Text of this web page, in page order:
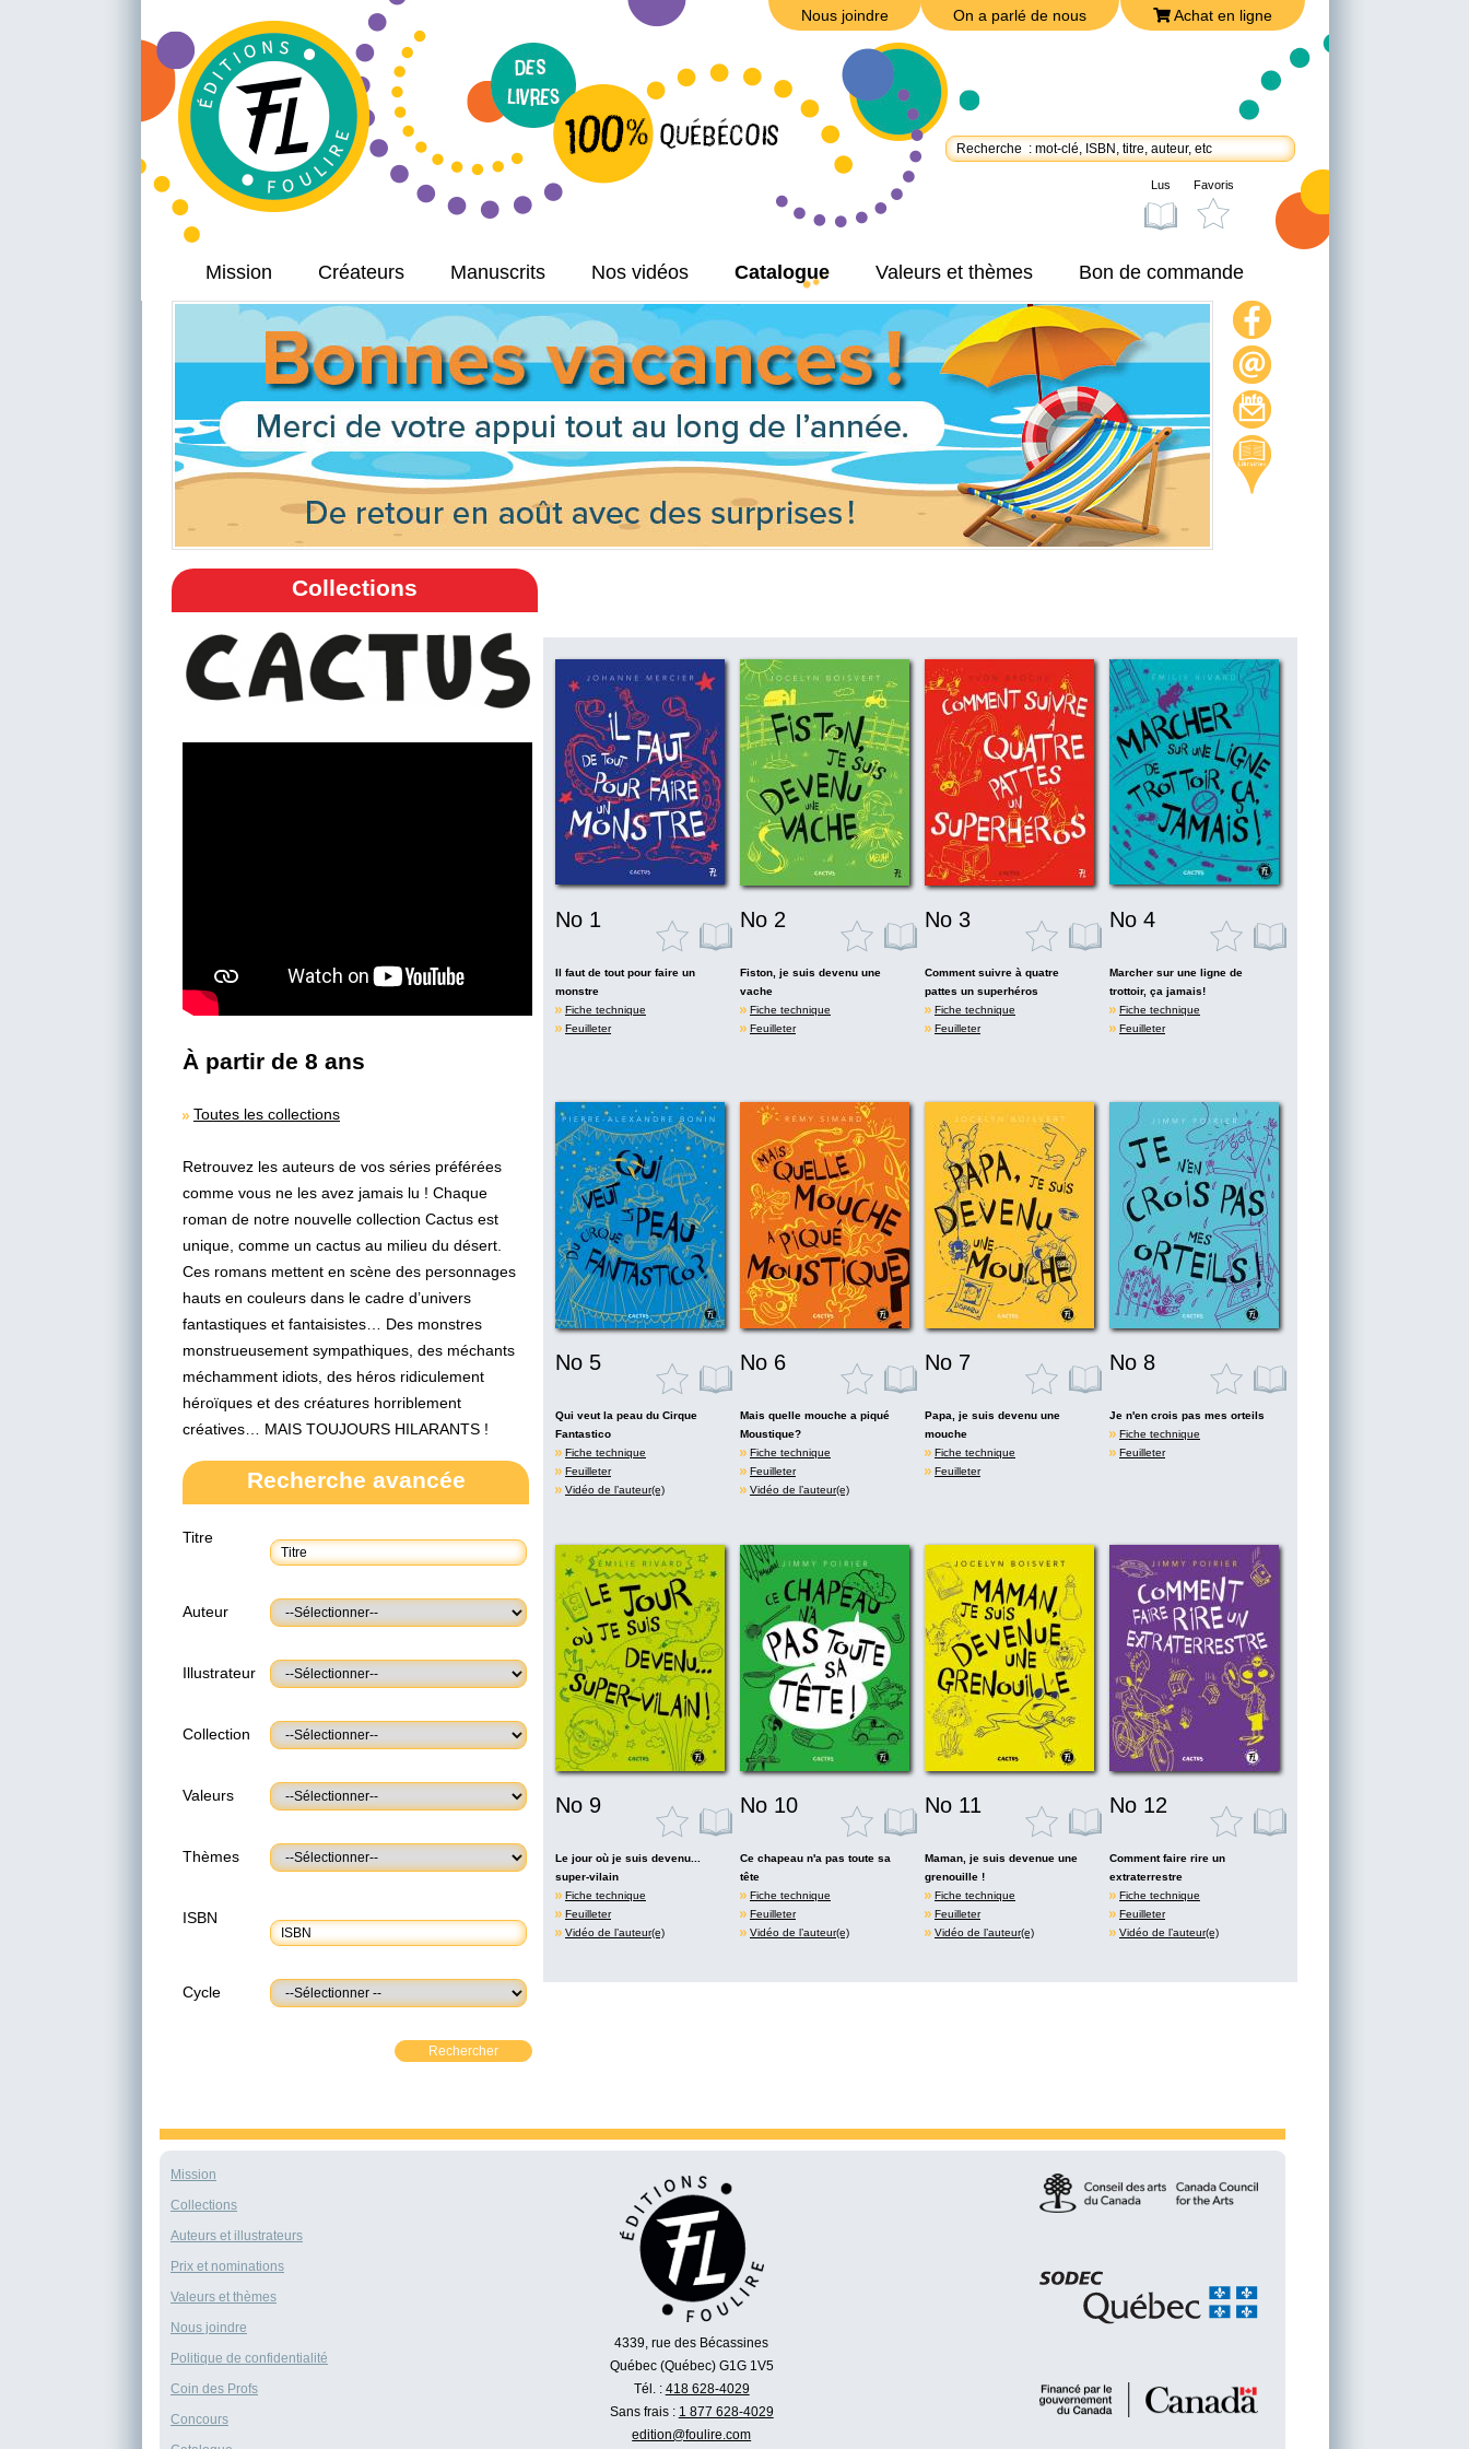
Nous joindre On a parlé de nous Achat en ligne
Mission Créateurs Manuscrits Nos vidéos Catalogue Valeurs et thèmes Bon de commande
On a parlé de nous
Achat en ligne
Nous joindre
Politique de confidentialité
Lus Favoris
Collections
À partir de 8 ans
Toutes les collections
Retrouvez les auteurs de vos séries préférées
comme vous ne les avez jamais lu ! Chaque
roman de notre nouvelle collection Cactus est
unique, comme un cactus au milieu du désert.
Ces romans mettent en scène des personnages
hauts en couleurs dans le cadre d’univers
fantastiques et fantaisistes… Des monstres
monstrueusement sympathiques, des méchants
méchamment idiots, des héros ridiculement
héroïques et des créatures horriblement
créatives… MAIS TOUJOURS HILARANTS !
Recherche avancée
Titre
Auteur
Illustrateur
Collection
Valeurs
Thèmes
ISBN
Cycle
Rechercher
No 1
Il faut de tout pour faire un
monstre
Fiche technique
Feuilleter
No 2
Fiston, je suis devenu une
vache
Fiche technique
Feuilleter
No 3
Comment suivre à quatre
pattes un superhéros
Fiche technique
Feuilleter
No 4
Marcher sur une ligne de
trottoir, ça jamais!
Fiche technique
Feuilleter
No 5
Qui veut la peau du Cirque
Fantastico
Fiche technique
Feuilleter
Vidéo de l’auteur(e)
No 6
Mais quelle mouche a piqué
Moustique?
Fiche technique
Feuilleter
Vidéo de l’auteur(e)
No 7
Papa, je suis devenu une
mouche
Fiche technique
Feuilleter
No 8
Je n'en crois pas mes orteils
Fiche technique
Feuilleter
No 9
Le jour où je suis devenu...
super-vilain
Fiche technique
Feuilleter
Vidéo de l’auteur(e)
No 10
Ce chapeau n'a pas toute sa
tête
Fiche technique
Feuilleter
Vidéo de l’auteur(e)
No 11
Maman, je suis devenue une
grenouille !
Fiche technique
Feuilleter
Vidéo de l’auteur(e)
No 12
Comment faire rire un
extraterrestre
Fiche technique
Feuilleter
Vidéo de l’auteur(e)
Mission
Collections
Auteurs et illustrateurs
Prix et nominations
Valeurs et thèmes
Nous joindre
Politique de confidentialité
Coin des Profs
Concours
4339, rue des Bécassines
Québec (Québec) G1G 1V5
Tél. : 418 628-4029
Sans frais : 1 877 628-4029
edition@foulire.com